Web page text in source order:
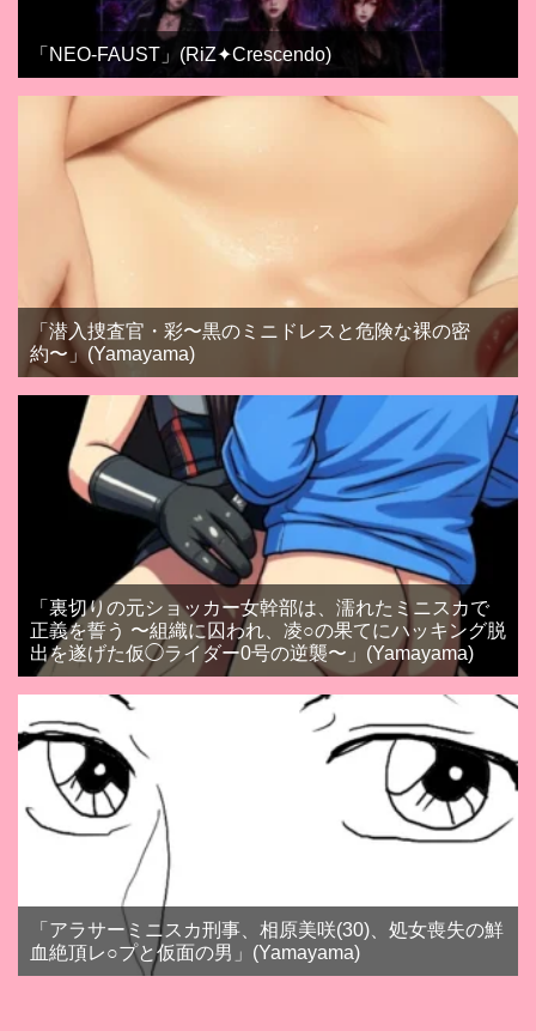
「NEO‐FAUST」(RiZ✦Crescendo)
「潜入捜査官・彩〜黒のミニドレスと危険な裸の密
約〜」(Yamayama)
「裏切りの元ショッカー女幹部は、濡れたミニスカで
正義を誓う 〜組織に囚われ、凌○の果てにハッキング脱
出を遂げた仮◯ライダー0号の逆襲〜」(Yamayama)
「アラサーミニスカ刑事、相原美咲(30)、処女喪失の鮮
血絶頂レ○プと仮面の男」(Yamayama)